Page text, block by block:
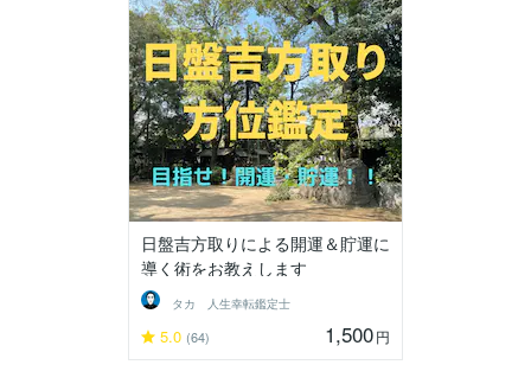
日盤吉方取りによる開運＆貯運に
導く術をお教えします
タカ 人生幸転鑑定士
5.0 (64) 1,500円